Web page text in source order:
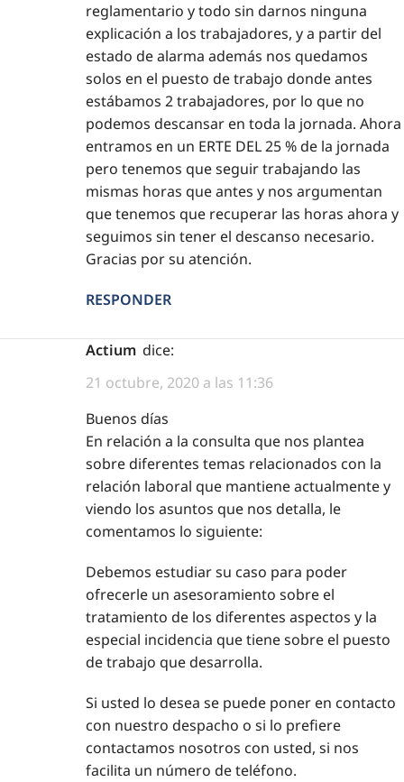
reglamentario y todo sin darnos ninguna
explicación a los trabajadores, y a partir del
estado de alarma además nos quedamos
solos en el puesto de trabajo donde antes
estábamos 2 trabajadores, por lo que no
podemos descansar en toda la jornada. Ahora
entramos en un ERTE DEL 25 % de la jornada
pero tenemos que seguir trabajando las
mismas horas que antes y nos argumentan
que tenemos que recuperar las horas ahora y
seguimos sin tener el descanso necesario.
Gracias por su atención.
RESPONDER
Actium dice:
21 octubre, 2020 a las 11:36
Buenos días
En relación a la consulta que nos plantea
sobre diferentes temas relacionados con la
relación laboral que mantiene actualmente y
viendo los asuntos que nos detalla, le
comentamos lo siguiente:
Debemos estudiar su caso para poder
ofrecerle un asesoramiento sobre el
tratamiento de los diferentes aspectos y la
especial incidencia que tiene sobre el puesto
de trabajo que desarrolla.
Si usted lo desea se puede poner en contacto
con nuestro despacho o si lo prefiere
contactamos nosotros con usted, si nos
facilita un número de teléfono.